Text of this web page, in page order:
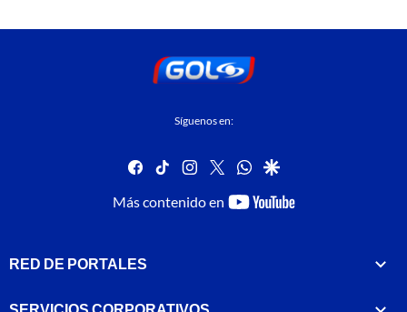
Síguenos en:
facebook
tiktok instagram
twitterwhatsapp
google
Más contenido en
youtube-
RED DE PORTALES